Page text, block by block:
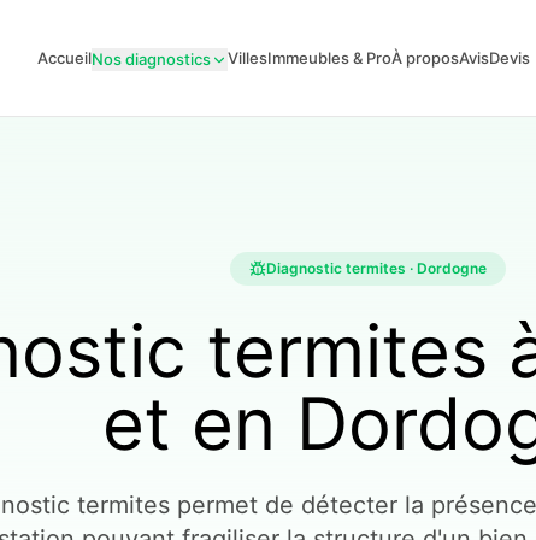
AccueilNos diagnostics VillesImmeubles & ProÀ proposAvisDevis
Diagnostic termites · Dordogne
termites
et en
termites permet de détecter la